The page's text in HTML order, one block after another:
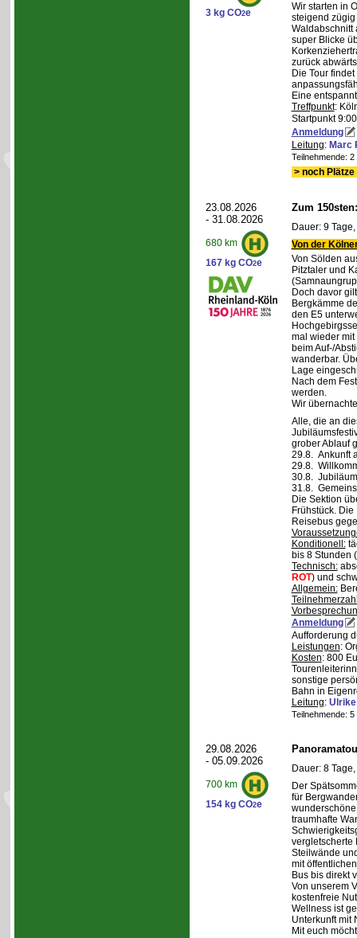
3 kg CO2e
Wir starten in
steigend
Waldabschnitt
super Blicke
zurück
Die Tour
Eine
Treffpunkt:
Startpunkt
Anmeldung
Leitung: Marc
Teilnehmende:
> noch
23.08.2026
- 31.08.2026
680 km
167 kg CO2e
Zum
Dauer: 9
Von der
Von Sölden
Pitztaler und
Doch davor
Bergkämme
den E5
mal wieder
beim Auf-/
wanderbar.
Lage
Nach dem
werden.
Wir
Alle, die an
grober Ablauf
29.8. Ankunft
29.8.
30.8.
31.8.
Die Sektion
Frühstück.
Reisebus
Konditionell:
bis 8 Stunden
Technisch:
ROT) und
Allgemein:
Anmeldung
Aufforderung
Leistungen:
Kosten: 800
sonstige
Bahn in
Leitung:
Teilnehmende:
29.08.2026
- 05.09.2026
700 km
154 kg CO2e
Dauer: 8
Der
für
traumhafte
vergletscherte
Steilwände
mit
Bus bis direkt
Von unserem
kostenfreie
Wellness ist
Unterkunft mit
Mit euch